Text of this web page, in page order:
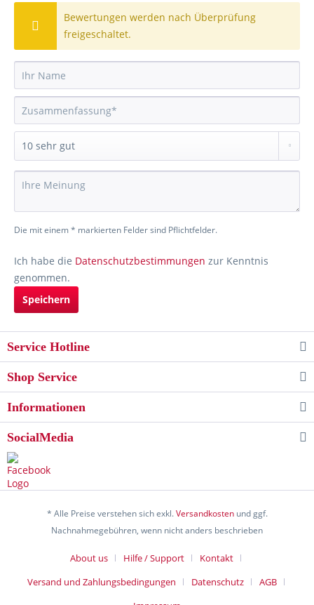
Bewertungen werden nach Überprüfung
freigeschaltet.
Die mit einem * markierten Felder sind Pflichtfelder.
Ich habe die Datenschutzbestimmungen zur Kenntnis
genommen.
Speichern
Service Hotline
Shop Service
Informationen
SocialMedia
* Alle Preise verstehen sich exkl.Versandkostenund ggf.
Nachnahmegebühren, wenn nicht anders beschrieben
About us Hilfe / Support
Kontakt
Versand und Zahlungsbedingungen
Datenschutz
AGB